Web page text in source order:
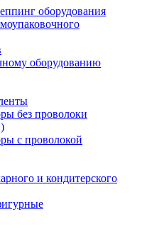
оборудования
оборудованию
без проволоки
с проволокой
и кондитерского